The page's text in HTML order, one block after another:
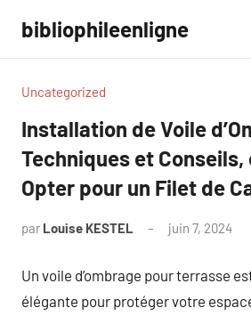
contenu
bibliophileenligne
Uncategorized
Installation de Voile
Techniques et Conseils,
Opter pour un Filet de
par Louise KESTEL juin 7, 2024
Un voile d’ombrage pour terrasse
élégante pour protéger votre